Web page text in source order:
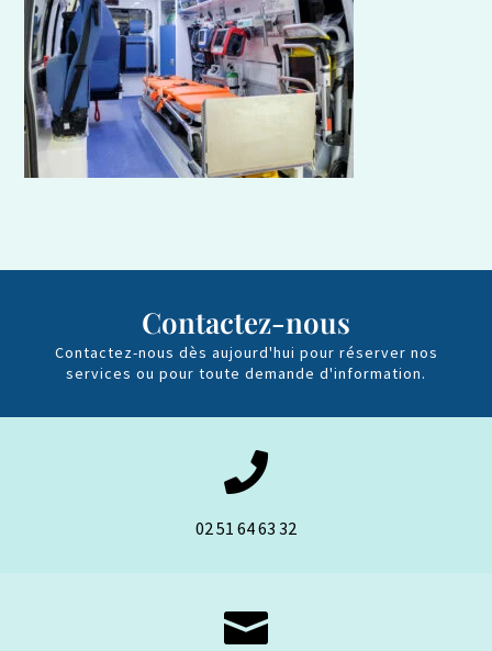
Contactez-nous
Contactez-nous dès aujourd'hui pour réserver nos
services ou pour toute demande d'information.

02 51 64 63 32
